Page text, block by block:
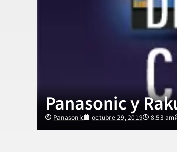
Panasonic y
Panasonic octubre 29, 2019 8:53 am